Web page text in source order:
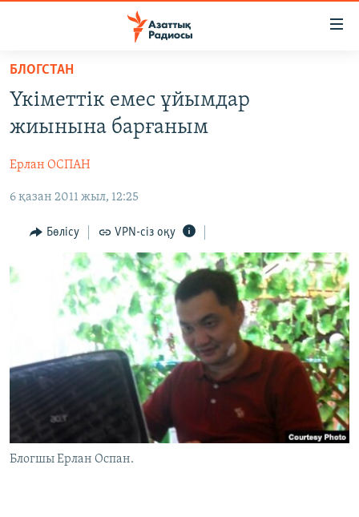
Skip
main
content
to
Navigation
Search
ҚАҢТАР ОҚИҒАСЫ
АДАМ ҚҰҚЫҚТАРЫ
ӘЛЕУМЕТ
АРНАЙЫ ЖОБАЛАР
ЖАЗЫЛЫҢЫЗ
Басқа тілдерде
БЛОГСТАН
Үкіметтік емес ұйымдар
жиынына барғаным
Ерлан ОСПАН
6 қазан 2011 жыл, 12:25
Бөлісу VPN-сіз оқу
Блогшы Ерлан Оспан.